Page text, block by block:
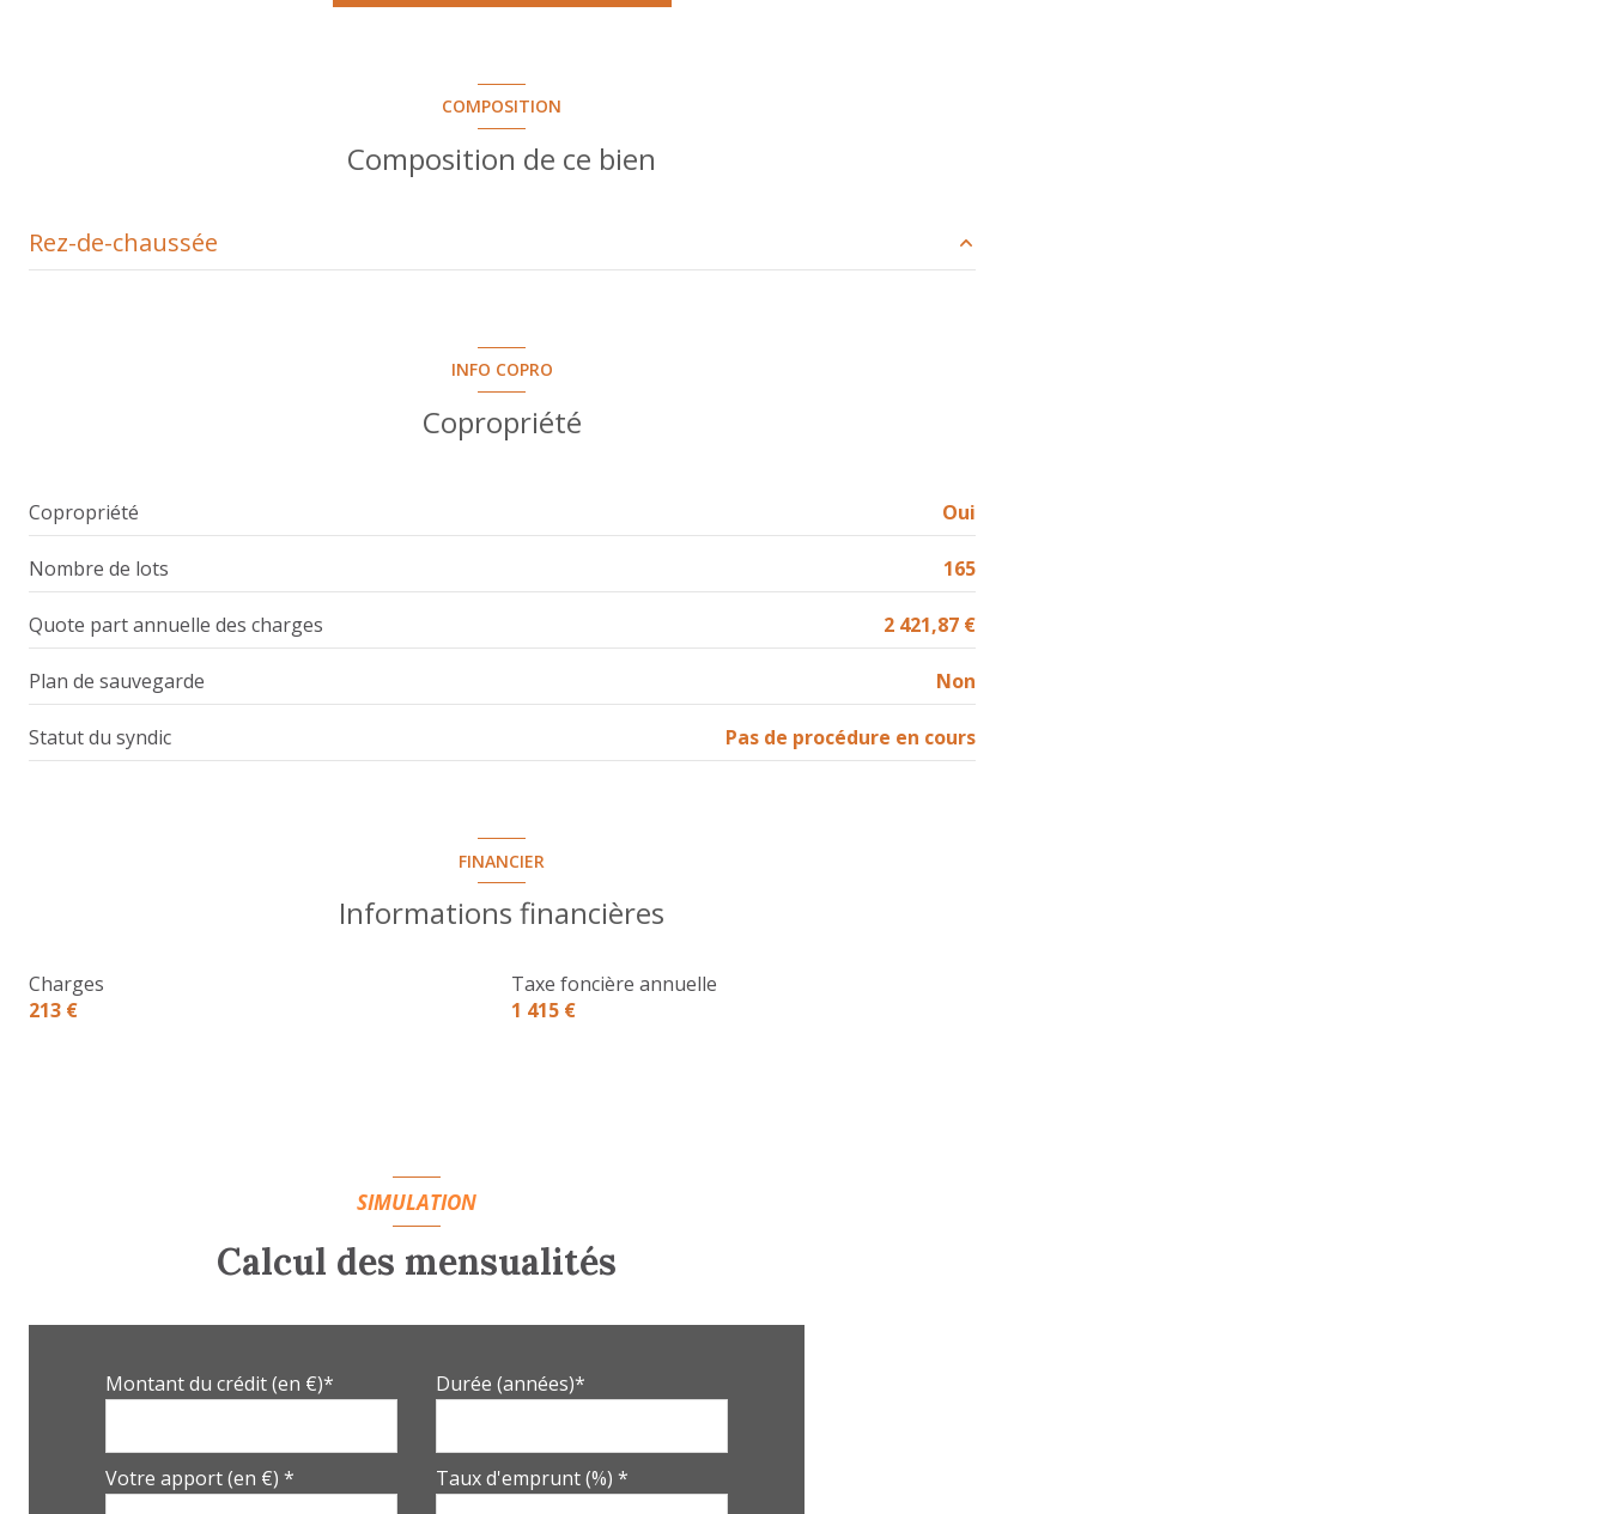
cave
interphone
COMPOSITION
Composition de ce bien
Rez-de-chaussée
chambre
11.25 m²
chambre
9.25 m²
chambre
12.57 m²
placard
3.08 m²
cave
3.66 m²
INFO COPRO
Copropriété
Copropriété Oui
Nombre de lots 165
Quote part annuelle des charges 2 421,87 €
Plan de sauvegarde Non
Statut du syndic Pas de procédure en cours
FINANCIER
Informations financières
Charges
213 €
Taxe foncière annuelle
1 415 €
SIMULATION
Calcul des mensualités
Montant du crédit (en €)* Durée (années)*
Votre apport (en €) * Taux d'emprunt (%) *